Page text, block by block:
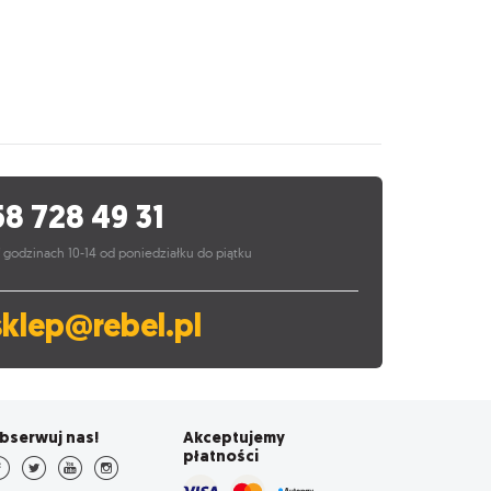
728 49 31
godzinach 10-14 od poniedziałku do piątku
nas!
Akceptujemy
płatności